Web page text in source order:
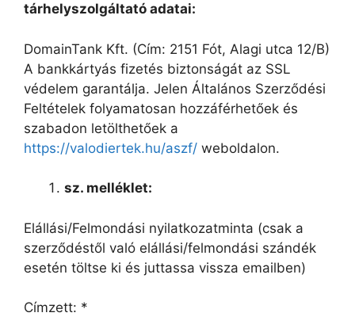
tárhelyszolgáltató adatai:
DomainTank Kft. (Cím: 2151 Fót, Alagi utca 12/B)
A bankkártyás fizetés biztonságát az SSL
védelem garantálja. Jelen Általános Szerződési
Feltételek folyamatosan hozzáférhetőek és
szabadon letölthetőek a
https://valodiertek.hu/aszf/ weboldalon.
sz. melléklet:
Elállási/Felmondási nyilatkozatminta (csak a
szerződéstől való elállási/felmondási szándék
esetén töltse ki és juttassa vissza emailben)
Címzett: *